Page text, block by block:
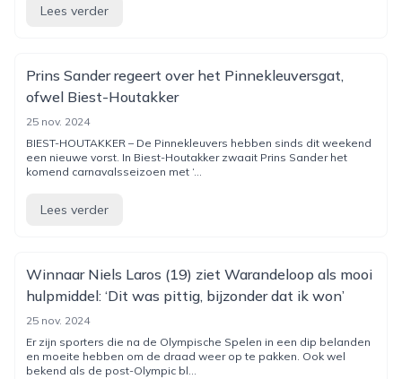
Lees verder
Prins Sander regeert over het Pinnekleuversgat,
ofwel Biest-Houtakker
25 nov. 2024
BIEST-HOUTAKKER – De Pinnekleuvers hebben sinds dit weekend
een nieuwe vorst. In Biest-Houtakker zwaait Prins Sander het
komend carnavalsseizoen met ‘...
Lees verder
Winnaar Niels Laros (19) ziet Warandeloop als mooi
hulpmiddel: ‘Dit was pittig, bijzonder dat ik won’
25 nov. 2024
Er zijn sporters die na de Olympische Spelen in een dip belanden
en moeite hebben om de draad weer op te pakken. Ook wel
bekend als de post-Olympic bl...